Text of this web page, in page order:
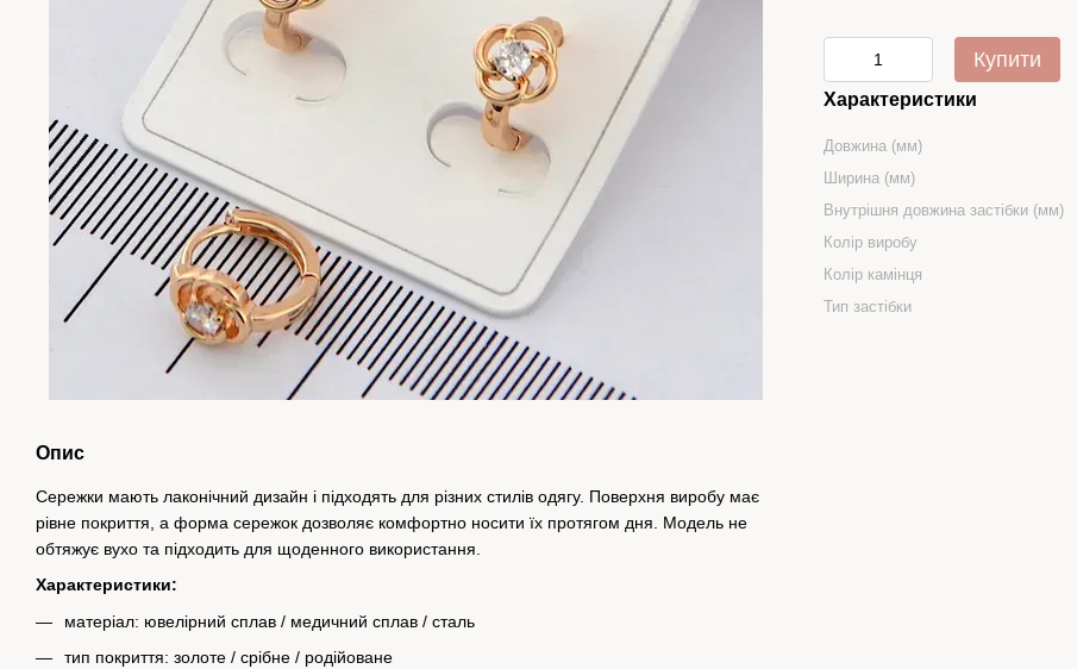
Опис
Сережки мають лаконічний дизайн і підходять для різних стилів одягу. Поверхня виробу має
рівне покриття, а форма сережок дозволяє комфортно носити їх протягом дня. Модель не
обтяжує вухо та підходить для щоденного використання.
Характеристики:
матеріал: ювелірний сплав / медичний сплав / сталь
тип покриття: золоте / срібне / родійоване
Купити
Характеристики
Довжина (мм)
Ширина (мм)
Внутрішня довжина застібки (мм)
Колір виробу
Колір камінця
Тип застібки